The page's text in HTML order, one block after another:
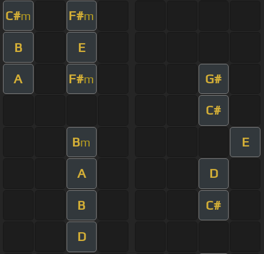
C#m F#m
B E
A F#m G#
C#
Bm E
A D
B C#
D